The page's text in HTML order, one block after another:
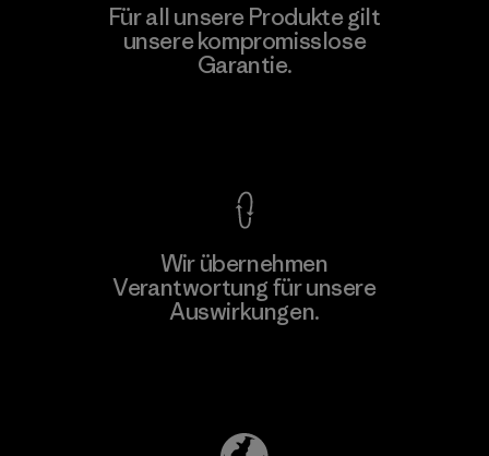
Für all unsere Produkte gilt
unsere kompromisslose
Garantie.
Wir übernehmen
Verantwortung für unsere
Auswirkungen.